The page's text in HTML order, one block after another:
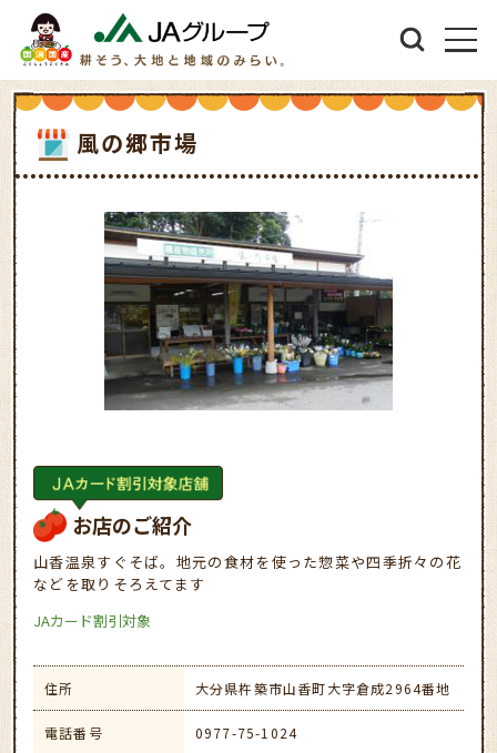
風の郷市場
お店のご紹介
山香温泉すぐそば。地元の食材を使った惣菜や四季折々の花
などを取りそろえてます
JAカード割引対象
住所 大分県杵築市山香町大字倉成2964番地
電話番号 0977-75-1024